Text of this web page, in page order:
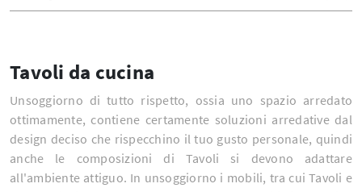
Tavoli da cucina
Unsoggiorno di tutto rispetto, ossia uno spazio arredato
ottimamente, contiene certamente soluzioni arredative dal
design deciso che rispecchino il tuo gusto personale, quindi
anche le composizioni di Tavoli si devono adattare
all'ambiente attiguo. In unsoggiorno i mobili, tra cui Tavoli e